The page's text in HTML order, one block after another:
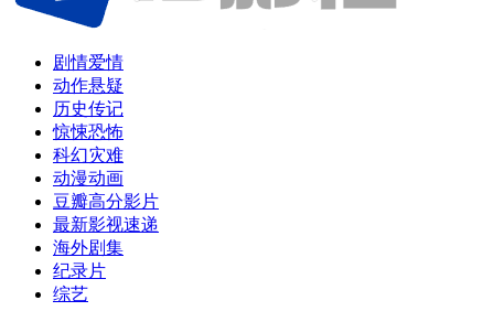
剧情爱情
动作悬疑
历史传记
惊悚恐怖
科幻灾难
动漫动画
豆瓣高分影片
最新影视速递
海外剧集
纪录片
综艺